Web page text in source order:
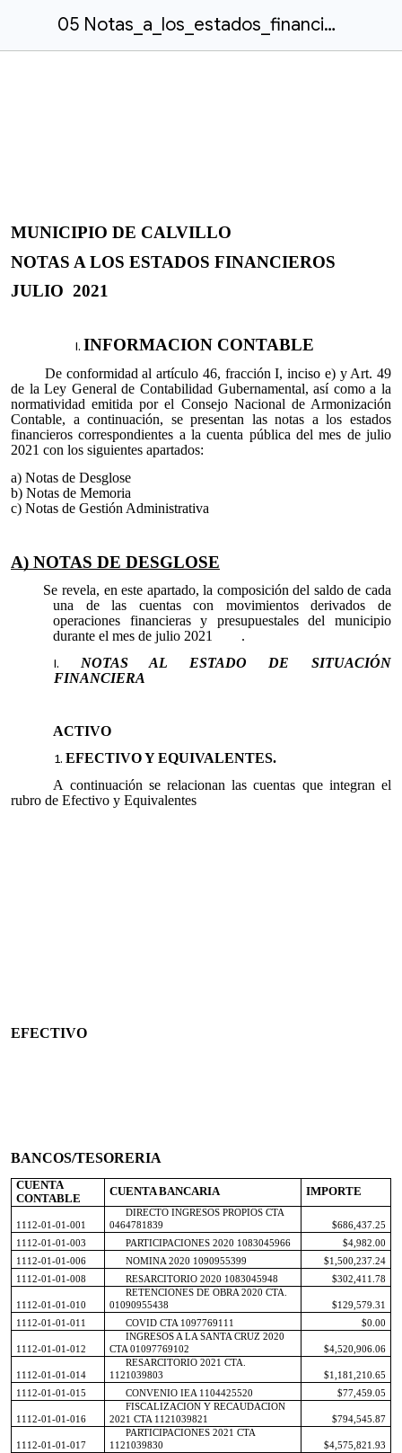
05 Notas_a_los_estados_financieros_31052021.docx
MUNICIPIO DE CALVILLO
NOTAS A LOS ESTADOS FINANCIEROS
JULIO 2021
INFORMACION CONTABLE
De conformidad al artículo 46, fracción I, inciso e) y Art. 49
de la Ley General de Contabilidad Gubernamental, así como a la
normatividad emitida por el Consejo Nacional de Armonización
Contable, a continuación, se presentan las notas a los estados
financieros correspondientes a la cuenta pública del mes de julio
2021 con los siguientes apartados:
a) Notas de Desglose
b) Notas de Memoria
c) Notas de Gestión Administrativa
A) NOTAS DE DESGLOSE
Se revela, en este apartado, la composición del saldo de cada
una de las cuentas con movimientos derivados de
operaciones financieras y presupuestales del municipio
durante el mes de julio 2021 .
NOTAS AL ESTADO DE SITUACIÓN
FINANCIERA
ACTIVO
EFECTIVO Y EQUIVALENTES.
A continuación se relacionan las cuentas que integran el
rubro de Efectivo y Equivalentes
EFECTIVO
BANCOS/TESORERIA
CUENTA
CONTABLE
CUENTA BANCARIA IMPORTE
1112-01-01-001
DIRECTO INGRESOS PROPIOS CTA
0464781839
$686,437.25
1112-01-01-003
PARTICIPACIONES 2020 1083045966
$4,982.00
1112-01-01-006
NOMINA 2020 1090955399
$1,500,237.24
1112-01-01-008
RESARCITORIO 2020 1083045948 $302,411.78
1112-01-01-010
RETENCIONES DE OBRA 2020 CTA.
01090955438
$129,579.31
1112-01-01-011
COVID CTA 1097769111 $0.00
1112-01-01-012
INGRESOS A LA SANTA CRUZ 2020
CTA 01097769102
$4,520,906.06
1112-01-01-014
RESARCITORIO 2021 CTA.
1121039803
$1,181,210.65
1112-01-01-015
CONVENIO IEA 1104425520 $77,459.05
1112-01-01-016
FISCALIZACION Y RECAUDACION
2021 CTA 1121039821
$794,545.87
1112-01-01-017
PARTICIPACIONES 2021 CTA
1121039830
$4,575,821.93